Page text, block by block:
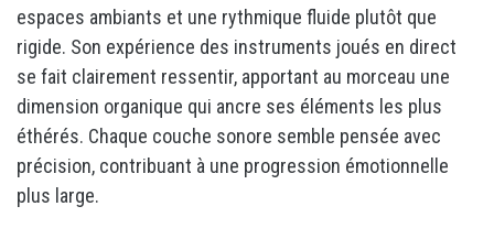
espaces ambiants et une rythmique fluide plutôt que
rigide. Son expérience des instruments joués en direct
se fait clairement ressentir, apportant au morceau une
dimension organique qui ancre ses éléments les plus
éthérés. Chaque couche sonore semble pensée avec
précision, contribuant à une progression émotionnelle
plus large.